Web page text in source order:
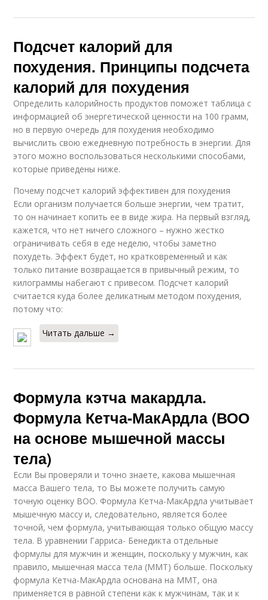
Подсчет калорий для
похудения. Принципы подсчета
калорий для похудения
Определить калорийность продуктов поможет таблица с
информацией об энергетической ценности на 100 грамм,
но в первую очередь для похудения необходимо
вычислить свою ежедневную потребность в энергии. Для
этого можно воспользоваться несколькими способами,
которые приведены ниже.
Почему подсчет калорий эффективен для похудения
Если организм получается больше энергии, чем тратит,
то он начинает копить ее в виде жира. На первый взгляд,
кажется, что нет ничего сложного – нужно жестко
ограничивать себя в еде неделю, чтобы заметно
похудеть. Эффект будет, но кратковременный и как
только питание возвращается в привычный режим, то
килограммы набегают с привесом. Подсчет калорий
считается куда более деликатным методом похудения,
потому что:
Читать дальше →
Формула кэтча макардла.
Формула Кетча-МакАрдла (ВОО
на основе мышечной массы
тела)
Если Вы проверяли и точно знаете, какова мышечная
масса Вашего тела, то Вы можете получить самую
точную оценку ВОО. Формула Кетча-МакАрдла учитывает
мышечную массу и, следовательно, является более
точной, чем формула, учитывающая только общую массу
тела. В уравнении Гарриса- Бенедикта отдельные
формулы для мужчин и женщин, поскольку у мужчин, как
правило, мышечная масса тела (ММТ) больше. Поскольку
формула Кетча-МакАрдла основана на ММТ, она
применяется в равной степени как к мужчинам, так и к